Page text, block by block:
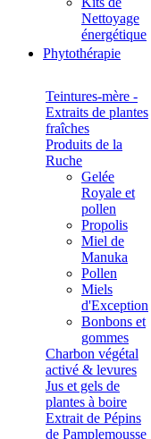
Nettoyage
énergétique
Phytothérapie
Teintures-mère -
Extraits de plantes
fraîches
Produits de la
Ruche
Gelée
Royale et
pollen
Propolis
Miel de
Manuka
Pollen
Miels
d'Exception
Bonbons et
gommes
Charbon végétal
activé & levures
Jus et gels de
plantes à boire
Extrait de Pépins
de Pamplemousse